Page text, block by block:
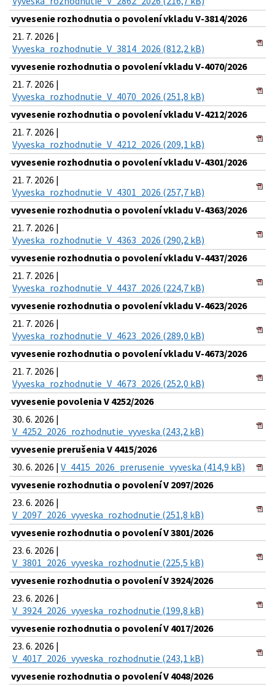
vyvesenie rozhodnutia o povolení vkladu V-3814/2026
21. 7. 2026 |
Vyveska_rozhodnutie_V_3814_2026 (812,2 kB)
vyvesenie rozhodnutia o povolení vkladu V-4070/2026
21. 7. 2026 |
Vyveska_rozhodnutie_V_4070_2026 (251,8 kB)
vyvesenie rozhodnutia o povolení vkladu V-4212/2026
21. 7. 2026 |
Vyveska_rozhodnutie_V_4212_2026 (209,1 kB)
vyvesenie rozhodnutia o povolení vkladu V-4301/2026
21. 7. 2026 |
Vyveska_rozhodnutie_V_4301_2026 (257,7 kB)
vyvesenie rozhodnutia o povolení vkladu V-4363/2026
21. 7. 2026 |
Vyveska_rozhodnutie_V_4363_2026 (290,2 kB)
vyvesenie rozhodnutia o povolení vkladu V-4437/2026
21. 7. 2026 |
Vyveska_rozhodnutie_V_4437_2026 (224,7 kB)
vyvesenie rozhodnutia o povolení vkladu V-4623/2026
21. 7. 2026 |
Vyveska_rozhodnutie_V_4623_2026 (289,0 kB)
vyvesenie rozhodnutia o povolení vkladu V-4673/2026
21. 7. 2026 |
Vyveska_rozhodnutie_V_4673_2026 (252,0 kB)
vyvesenie povolenia V 4252/2026
30. 6. 2026 |
V_4252_2026_rozhodnutie_vyveska (243,2 kB)
vyvesenie prerušenia V 4415/2026
30. 6. 2026 | V_4415_2026_prerusenie_vyveska (414,9 kB)
vyvesenie rozhodnutia o povolení V 2097/2026
23. 6. 2026 |
V_2097_2026_vyveska_rozhodnutie (251,8 kB)
vyvesenie rozhodnutia o povolení V 3801/2026
23. 6. 2026 |
V_3801_2026_vyveska_rozhodnutie (225,5 kB)
vyvesenie rozhodnutia o povolení V 3924/2026
23. 6. 2026 |
V_3924_2026_vyveska_rozhodnutie (199,8 kB)
vyvesenie rozhodnutia o povolení V 4017/2026
23. 6. 2026 |
V_4017_2026_vyveska_rozhodnutie (243,1 kB)
vyvesenie rozhodnutia o povolení V 4048/2026